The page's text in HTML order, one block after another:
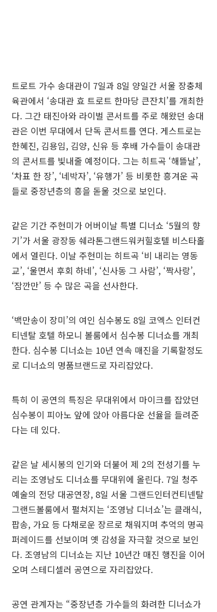
트로트 가수 송대관이 7일과 8일 양일간 서울 장충체
육관에서 ‘송대관 효 트로트 한마당 큰잔치’를 개최한
다. 그간 태진아와 라이벌 콘서트를 주로 해왔던 송대
관은 이번 무대에서 단독 콘서트를 연다. 게스트로는
한혜진, 김용임, 김양, 신유 등 후배 가수들이 송대관
의 콘서트를 빛내줄 예정이다. 그는 히트곡 ‘해뜰날’,
‘차표 한 장’, ‘네박자’, ‘유행가’ 등 비롯한 흥겨운 곡
들로 중장년층의 흥을 돋울 것으로 보인다.
같은 기간 주현미가 어버이날 특별 디너쇼 ‘5월의 향
기’가 서울 광장동 쉐라톤그랜드워커힐호텔 비스타홀
에서 열린다. 이날 주현미는 히트곡 ‘비 내리는 영동
교’, ‘울면서 후회 하네’, ‘신사동 그 사람’, ‘짝사랑’,
‘잠깐만’ 등 수 많은 곡을 선사한다.
‘백만송이 장미’의 여인 심수봉도 8일 코엑스 인터컨
티넨탈 호텔 하모니 볼룸에서 심수봉 디너쇼를 개최
한다. 심수봉 디너쇼는 10년 연속 매진을 기록할정도
로 디너쇼의 명품브랜드로 자리잡았다.
특히 이 공연의 특징은 무대위에서 마이크를 잡았던
심수봉이 피아노 앞에 앉아 아름다운 선율을 들려준
다는 데 있다.
같은 날 세시봉의 인기와 더불어 제 2의 전성기를 누
리는 조영남도 디너쇼를 무대위에 올린다. 7일 청주
예술의 전당 대공연장, 8일 서울 그랜드인터컨티넨탈
그랜드볼룸에서 펼쳐지는 ‘조영남 디너쇼’는 클래식,
팝송, 가요 등 다채로운 장르로 채워지며 추억의 명곡
퍼레이드를 선보이며 옛 감성을 자극할 것으로 보인
다. 조영남의 디너쇼는 지난 10년간 매진 행진을 이어
오며 스테디셀러 공연으로 자리잡았다.
공연 관계자는 “중장년층 가수들의 화려한 디너쇼가